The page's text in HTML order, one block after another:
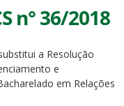
n° 36/2018
a Resolução
e
em Relações